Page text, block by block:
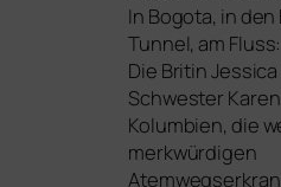
In Bogota, in den
Tunnel, am
Die Britin
Schwester
Kolumbien, die
merk­wür­di­gen